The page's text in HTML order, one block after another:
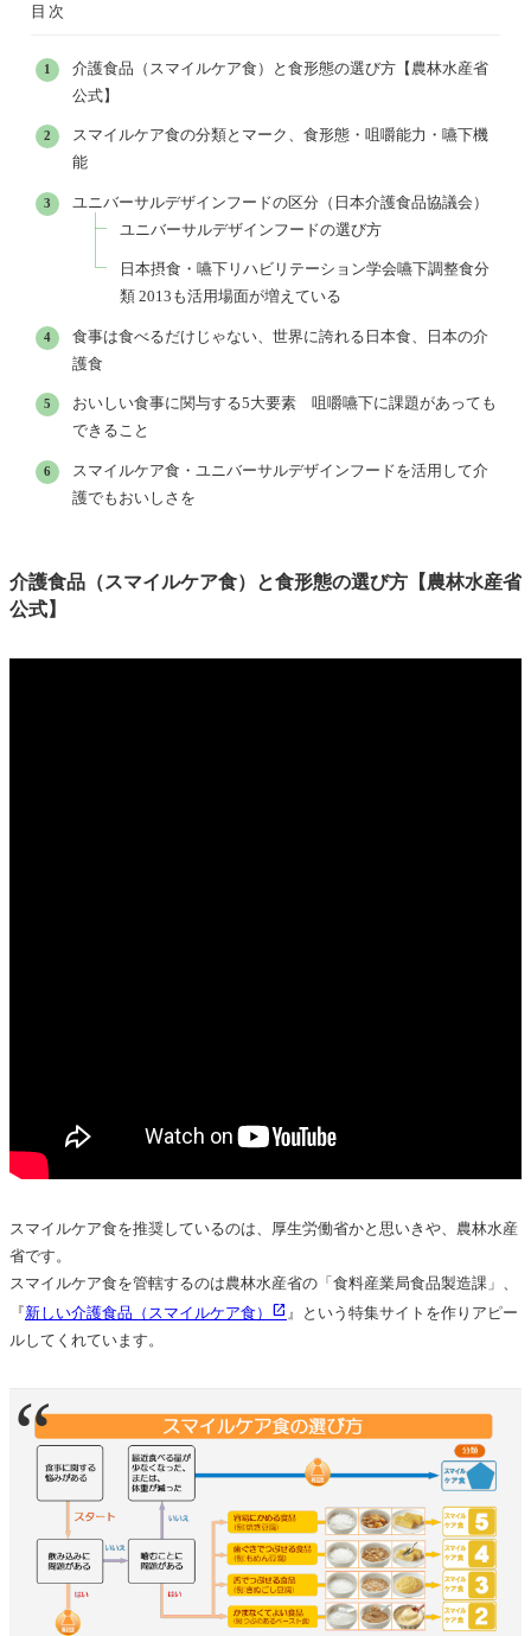
目次
介護食品（スマイルケア食）と食形態の選び方【農林水産省
公式】
スマイルケア食の分類とマーク、食形態・咀嚼能力・嚥下機
能
ユニバーサルデザインフードの区分（日本介護食品協議会）
ユニバーサルデザインフードの選び方
日本摂食・嚥下リハビリテーション学会嚥下調整食分
類 2013も活用場面が増えている
食事は食べるだけじゃない、世界に誇れる日本食、日本の介
護食
おいしい食事に関与する5大要素 咀嚼嚥下に課題があっても
できること
スマイルケア食・ユニバーサルデザインフードを活用して介
護でもおいしさを
介護食品（スマイルケア食）と食形態の選び方【農林水産省
公式】
スマイルケア食を推奨しているのは、厚生労働省かと思いきや、農林水産
省です。
スマイルケア食を管轄するのは農林水産省の「食料産業局食品製造課」、
『新しい介護食品（スマイルケア食）
』という特集サイトを作りアピー
ルしてくれています。